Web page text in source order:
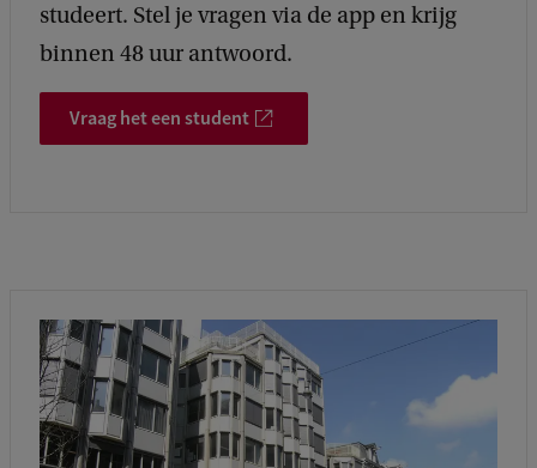
studeert. Stel je vragen via de app en krijg
binnen 48 uur antwoord.
Vraag het een student